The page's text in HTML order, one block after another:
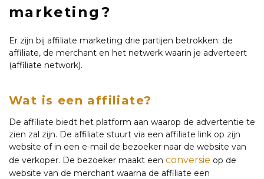
marketing?
Er zijn bij affiliate marketing drie partijen betrokken: de
affiliate, de merchant en het netwerk waarin je adverteert
(affiliate network).
Wat is een affiliate?
De affiliate biedt het platform aan waarop de advertentie te
zien zal zijn. De affiliate stuurt via een affiliate link op zijn
website of in een e-mail de bezoeker naar de website van
de verkoper. De bezoeker maakt een conversie op de
website van de merchant waarna de affiliate een